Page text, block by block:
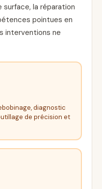
la réparation
pointues en
interventions ne
diagnostic
de précision et